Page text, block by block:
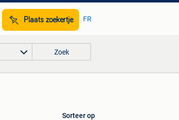
Plaats zoekertje FR
Zoek
Sorteer op